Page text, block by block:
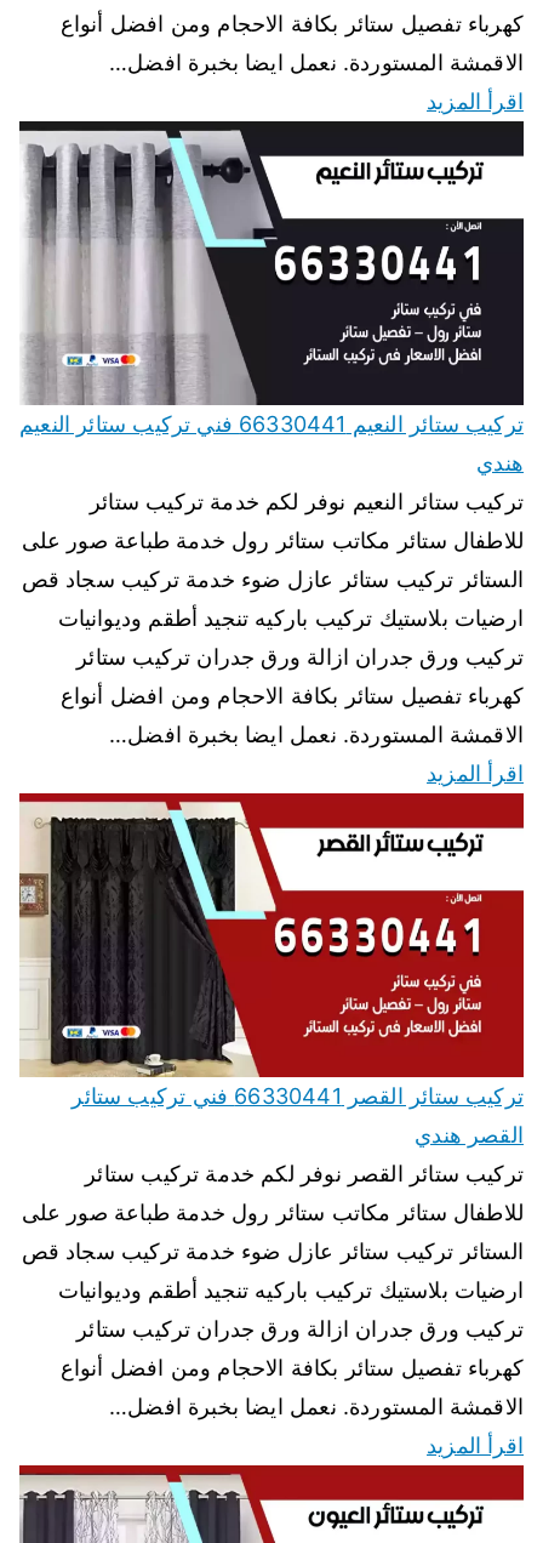
كهرباء تفصيل ستائر بكافة الاحجام ومن افضل أنواع
الاقمشة المستوردة. نعمل ايضا بخبرة افضل…
اقرأ المزيد
تركيب ستائر النعيم 66330441 فني تركيب ستائر النعيم
هندي
تركيب ستائر النعيم نوفر لكم خدمة تركيب ستائر
للاطفال ستائر مكاتب ستائر رول خدمة طباعة صور على
الستائر تركيب ستائر عازل ضوء خدمة تركيب سجاد قص
ارضيات بلاستيك تركيب باركيه تنجيد أطقم وديوانيات
تركيب ورق جدران ازالة ورق جدران تركيب ستائر
كهرباء تفصيل ستائر بكافة الاحجام ومن افضل أنواع
الاقمشة المستوردة. نعمل ايضا بخبرة افضل…
اقرأ المزيد
تركيب ستائر القصر 66330441 فني تركيب ستائر
القصر هندي
تركيب ستائر القصر نوفر لكم خدمة تركيب ستائر
للاطفال ستائر مكاتب ستائر رول خدمة طباعة صور على
الستائر تركيب ستائر عازل ضوء خدمة تركيب سجاد قص
ارضيات بلاستيك تركيب باركيه تنجيد أطقم وديوانيات
تركيب ورق جدران ازالة ورق جدران تركيب ستائر
كهرباء تفصيل ستائر بكافة الاحجام ومن افضل أنواع
الاقمشة المستوردة. نعمل ايضا بخبرة افضل…
اقرأ المزيد